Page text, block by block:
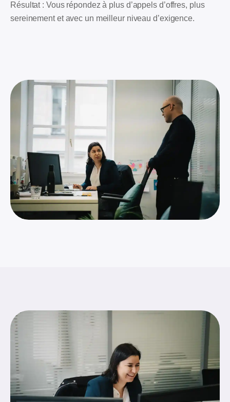
Résultat : Vous répondez à plus d’appels d’offres, plus
sereinement et avec un meilleur niveau d’exigence.